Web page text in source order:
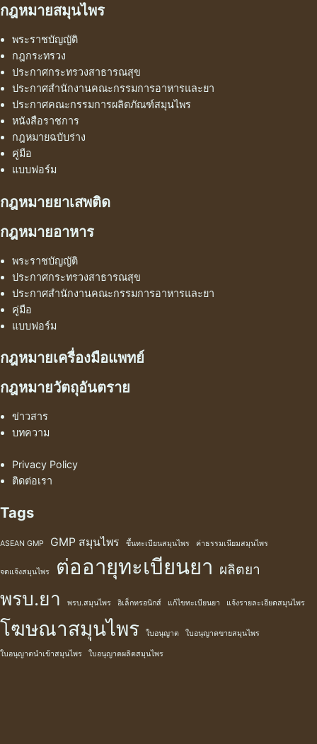
กฎหมายสมุนไพร
พระราชบัญญัติ
กฎกระทรวง
ประกาศกระทรวงสาธารณสุข
ประกาศสำนักงานคณะกรรมการอาหารและยา
ประกาศคณะกรรมการผลิตภัณฑ์สมุนไพร
หนังสือราชการ
กฎหมายฉบับร่าง
คู่มือ
แบบฟอร์ม
กฎหมายยาเสพติด
กฎหมายอาหาร
พระราชบัญญัติ
ประกาศกระทรวงสาธารณสุข
ประกาศสำนักงานคณะกรรมการอาหารและยา
คู่มือ
แบบฟอร์ม
กฎหมายเครื่องมือแพทย์
กฎหมายวัตถุอันตราย
ข่าวสาร
บทความ
Privacy Policy
ติดต่อเรา
Tags
ASEAN GMP GMP สมุนไพร ขึ้นทะเบียนสมุนไพร ค่าธรรมเนียมสมุนไพร
จดแจ้งสมุนไพร ต่ออายุทะเบียนยา ผลิตยา
พรบ.ยา พรบ.สมุนไพร อิเล็กทรอนิกส์ แก้ไขทะเบียนยา แจ้งรายละเอียดสมุนไพร
โฆษณาสมุนไพร ใบอนุญาต ใบอนุญาตขายสมุนไพร
ใบอนุญาตนำเข้าสมุนไพร ใบอนุญาตผลิตสมุนไพร